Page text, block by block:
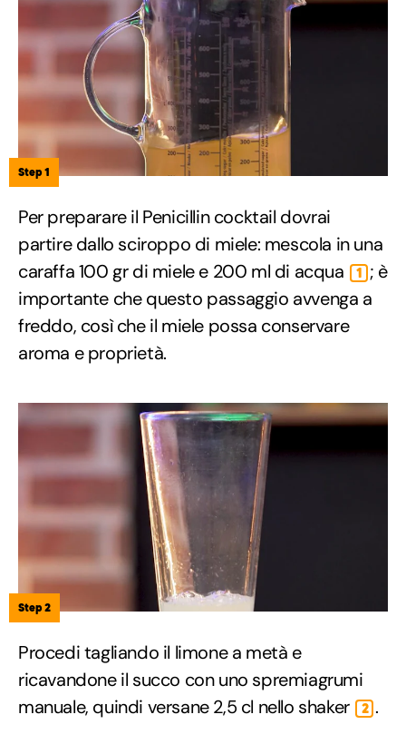
Step 1
Per preparare il Penicillin cocktail dovrai
partire dallo sciroppo di miele: mescola in una
caraffa 100 gr di miele e 200 ml di acqua
1 ; è
importante che questo passaggio avvenga a
freddo, così che il miele possa conservare
aroma e proprietà.
Step 2
Procedi tagliando il limone a metà e
ricavandone il succo con uno spremiagrumi
manuale, quindi versane 2,5 cl nello shaker
2 .